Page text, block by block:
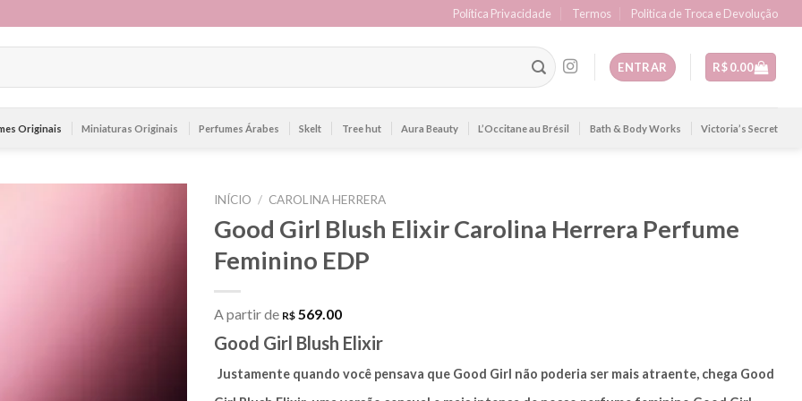
Política Privacidade Termos Politica de Troca e Devolução
ENTRAR R$0.00
Originais Miniaturas Originais Perfumes Árabes Skelt Tree hut Aura Beauty L’Occitane au Brésil Bath & Body Works Victoria’s Secret
INÍCIO / CAROLINA HERRERA
Good Girl Blush Elixir Carolina Herrera Perfume
Feminino EDP
A partir de R$ 569.00
Good Girl Blush Elixir
Justamente quando você pensava que Good Girl não poderia ser mais atraente, chega Good